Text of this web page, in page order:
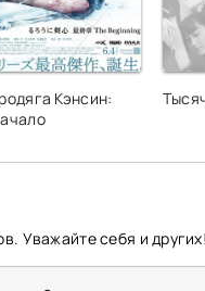
Кэнсин:
Уважайте себя и других!